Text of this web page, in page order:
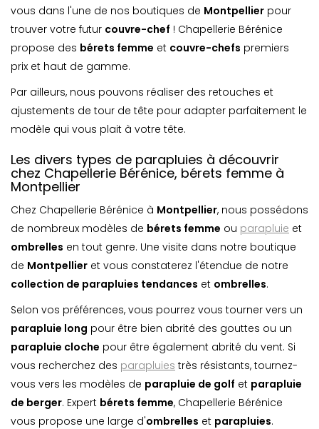
vous dans l'une de nos boutiques de Montpellier pour
trouver votre futur couvre-chef ! Chapellerie Bérénice
propose des bérets femme et couvre-chefs premiers
prix et haut de gamme.
Par ailleurs, nous pouvons réaliser des retouches et
ajustements de tour de tête pour adapter parfaitement le
modèle qui vous plait à votre tête.
Les divers types de parapluies à découvrir
chez Chapellerie Bérénice, bérets femme à
Montpellier
Chez Chapellerie Bérénice à Montpellier, nous possédons
de nombreux modèles de bérets femme ou parapluie et
ombrelles en tout genre. Une visite dans notre boutique
de Montpellier et vous constaterez l'étendue de notre
collection de parapluies tendances et ombrelles.
Selon vos préférences, vous pourrez vous tourner vers un
parapluie long pour être bien abrité des gouttes ou un
parapluie cloche pour être également abrité du vent. Si
vous recherchez des parapluies très résistants, tournez-
vous vers les modèles de parapluie de golf et parapluie
de berger. Expert bérets femme, Chapellerie Bérénice
vous propose une large d'ombrelles et parapluies.